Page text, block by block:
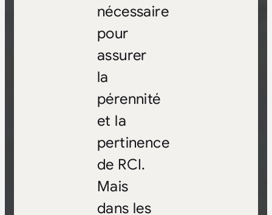
nécessaire
pour
assurer
la
pérennité
et la
pertinence
de RCI.
Mais
dans les